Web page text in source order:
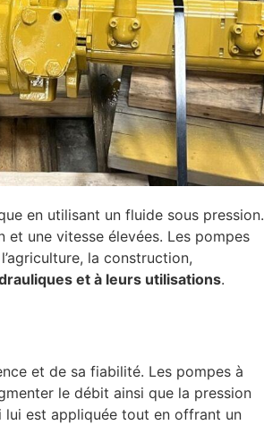
en utilisant un fluide sous pression.
et une vitesse élevées. Les pompes
la construction,
et à leurs utilisations.
et de sa fiabilité. Les pompes à
le débit ainsi que la pression
est appliquée tout en offrant un